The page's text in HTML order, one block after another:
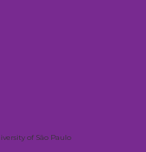
of São Paulo